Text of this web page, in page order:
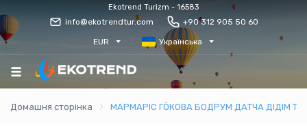
Ekotrend Turizm - 16583
info@ekotrendtur.com +90 312 905 50 60
EUR Українська
Домашня сторінка МАРМАРІС ГÖКОВА БОДРУМ ДАТЧА ДІДІМ